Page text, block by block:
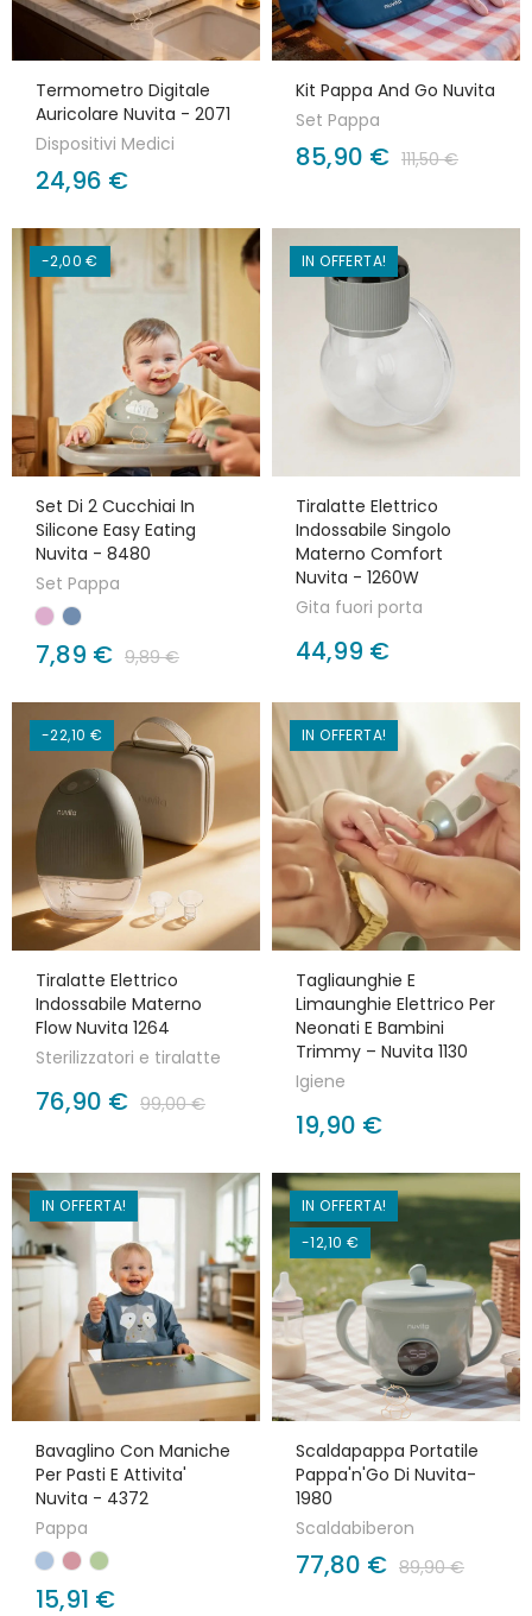
Termometro Digitale
Auricolare Nuvita - 2071
Dispositivi Medici
24,96 €
Kit Pappa And Go Nuvita
Set Pappa
85,90 € 111,50 €
-2,00 €
Set Di 2 Cucchiai In
Silicone Easy Eating
Nuvita - 8480
Set Pappa
7,89 € 9,89 €
IN OFFERTA!
Tiralatte Elettrico
Indossabile Singolo
Materno Comfort
Nuvita - 1260W
Gita fuori porta
44,99 €
-22,10 €
Tiralatte Elettrico
Indossabile Materno
Flow Nuvita 1264
Sterilizzatori e tiralatte
76,90 € 99,00 €
IN OFFERTA!
Tagliaunghie E
Limaunghie Elettrico Per
Neonati E Bambini
Trimmy – Nuvita 1130
Igiene
19,90 €
IN OFFERTA!
Bavaglino Con Maniche
Per Pasti E Attivita'
Nuvita - 4372
Pappa
15,91 €
IN OFFERTA!
-12,10 €
Scaldapappa Portatile
Pappa'n'Go Di Nuvita-
1980
Scaldabiberon
77,80 € 89,90 €